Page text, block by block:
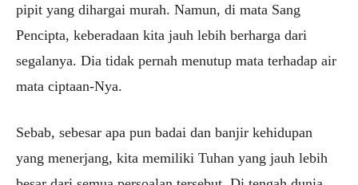
pipit yang dihargai murah. Namun, di mata Sang
Pencipta, keberadaan kita jauh lebih berharga dari
segalanya. Dia tidak pernah menutup mata terhadap air
mata ciptaan-Nya.
Sebab, sebesar apa pun badai dan banjir kehidupan
yang menerjang, kita memiliki Tuhan yang jauh lebih